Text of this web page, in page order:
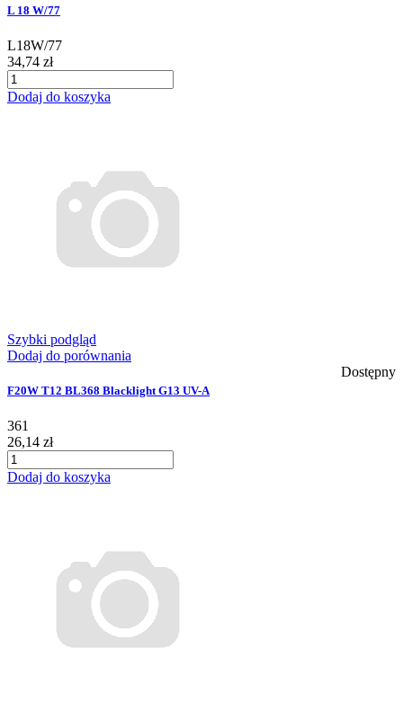
L 18 W/77
L18W/77
34,74 zł
Dodaj do koszyka
Szybki podgląd
Dodaj do porównania
Dostępny
F20W T12 BL368 Blacklight G13 UV-A
361
26,14 zł
Dodaj do koszyka